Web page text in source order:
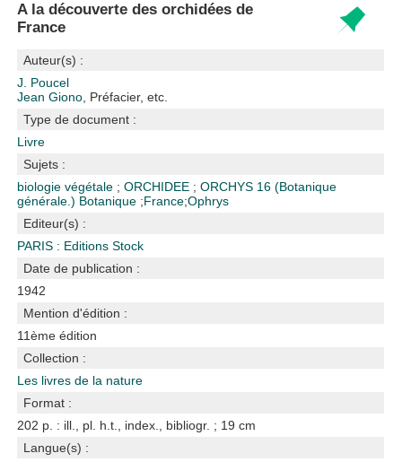
A la découverte des orchidées de
France
Auteur(s) :
J. Poucel
Jean Giono , Préfacier, etc.
Type de document :
Livre
Sujets :
biologie végétale ;ORCHIDEE ;ORCHYS 16 (Botanique
générale.) Botanique ;France;Ophrys
Editeur(s) :
PARIS : Editions Stock
Date de publication :
1942
Mention d'édition :
11ème édition
Collection :
Les livres de la nature
Format :
202 p. : ill., pl. h.t., index., bibliogr. ; 19 cm
Langue(s) :